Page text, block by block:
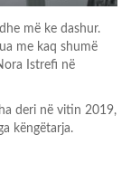
më ke dashur.
me kaq shumë
Istrefi në
deri në vitin 2019,
këngëtarja.